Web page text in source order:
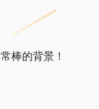
棒的背景！